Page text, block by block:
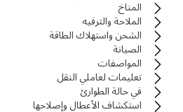
المناخ
الملاحة والترفيه
الشحن واستهلاك الطاقة
الصيانة
المواصفات
تعليمات لعاملي النقل
في حالة الطوارئ
استكشاف الأعطال وإصلاحها